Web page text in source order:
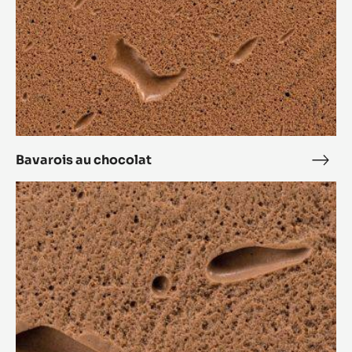
Mousse Inaya™
Bavarois
au
chocolat